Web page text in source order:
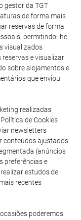
gestor da TGT
de forma mais
reservas de forma
permitindo-lhe
visualizados
e visualizar
sobre alojamentos e
que enviou
realizadas
de Cookies
newsletters
conteúdos ajustados
(anúncios
preferências e
estudos de
recentes
poderemos